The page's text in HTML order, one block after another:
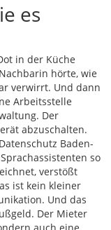
es
in der Küche
hörte, wie
verwirrt. Und dann
Arbeitsstelle
Der
abzuschalten.
Baden-
so
verstößt
ist kein kleiner
Und das
Der Mieter